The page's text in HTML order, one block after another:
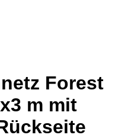
Forest
m mit